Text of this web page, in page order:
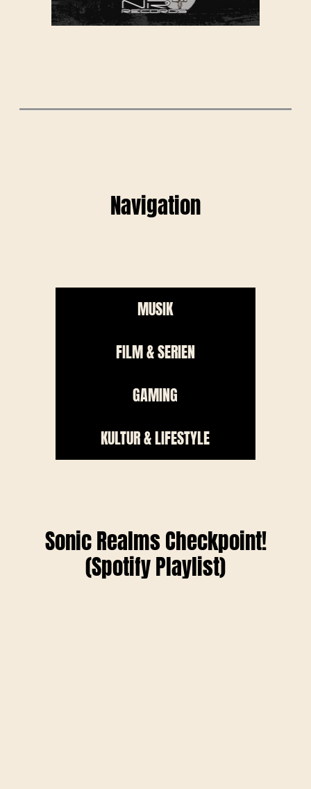
Navigation
MUSIK
FILM & SERIEN
GAMING
KULTUR & LIFESTYLE
Sonic Realms Checkpoint!
(Spotify Playlist)